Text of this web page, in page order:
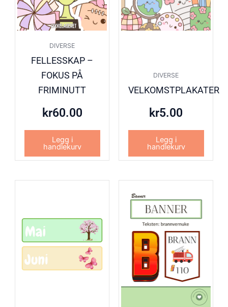
DIVERSE
FELLESSKAP –
FOKUS PÅ
FRIMINUTT
kr60.00
Legg i
handlekurv
DIVERSE
VELKOMSTPLAKATER
kr5.00
Legg i
handlekurv